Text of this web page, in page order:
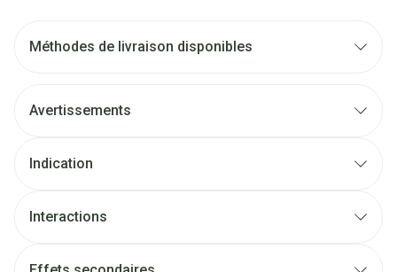
Méthodes de livraison disponibles
Avertissements
Indication
Interactions